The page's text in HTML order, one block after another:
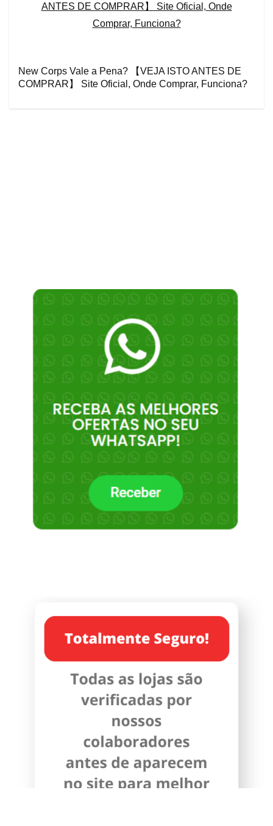
New Corps Vale a Pena? 【VEJA ISTO ANTES DE
COMPRAR】 Site Oficial, Onde Comprar, Funciona?